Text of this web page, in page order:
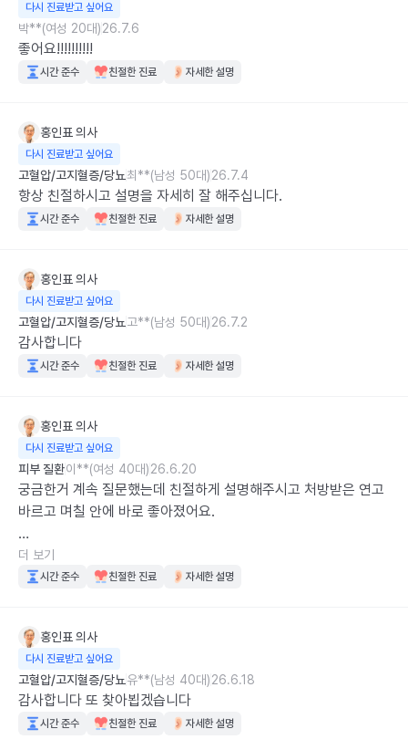
다시 진료받고 싶어요
박**(여성 20대)26.7.6
좋어요!!!!!!!!!!
시간 준수 친절한 진료 자세한 설명
홍인표 의사
다시 진료받고 싶어요
고혈압/고지혈증/당뇨최**(남성 50대)26.7.4
항상 친절하시고 설명을 자세히 잘 해주십니다.
시간 준수 친절한 진료 자세한 설명
홍인표 의사
다시 진료받고 싶어요
고혈압/고지혈증/당뇨고**(남성 50대)26.7.2
감사합니다
시간 준수 친절한 진료 자세한 설명
홍인표 의사
다시 진료받고 싶어요
피부 질환이**(여성 40대)26.6.20
궁금한거 계속 질문했는데 친절하게 설명해주시고 처방받은 연고
바르고 며칠 안에 바로 좋아졌어요.
그런데 며칠 뒤에 직접 문자로 어떠시냐고 어떠냐고 연락을 주셨
어요ㅜㅜ 이런 의사 선생님 처음이라 정말 감동 받았어요.
해 주셔서 정말 감사했어요.
원래 리뷰 귀찮아서 안 쓰는데 연락 주셔서 너무 감사해서 리뷰 남
겨요.
더 보기
시간 준수 친절한 진료 자세한 설명
홍인표 의사
다시 진료받고 싶어요
고혈압/고지혈증/당뇨유**(남성 40대)26.6.18
감사합니다 또 찾아뵙겠습니다
시간 준수 친절한 진료 자세한 설명